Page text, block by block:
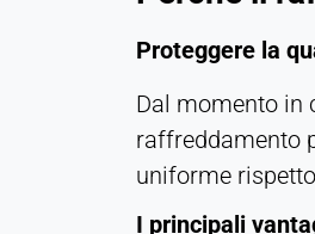
Proteggere la
Dal momento in
raffreddamento
uniforme
I principali
Utilizzate per capire come
web e per migliorare le
dati vengono elaborati in
Matomo